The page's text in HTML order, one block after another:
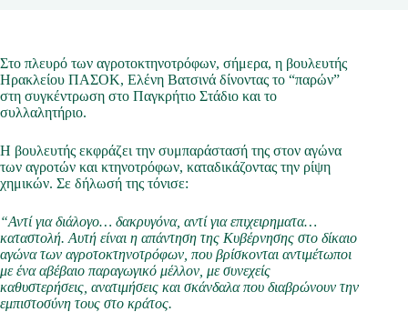
Στο πλευρό των αγροτοκτηνοτρόφων, σήμερα, η βουλευτής
Ηρακλείου ΠΑΣΟΚ, Ελένη Βατσινά δίνοντας το “παρών”
στη συγκέντρωση στο Παγκρήτιο Στάδιο και το
συλλαλητήριο.
Η βουλευτής εκφράζει την συμπαράστασή της στον αγώνα
των αγροτών και κτηνοτρόφων, καταδικάζοντας την ρίψη
χημικών. Σε δήλωσή της τόνισε:
“Αντί για διάλογο… δακρυγόνα, αντί για επιχειρηματα…
καταστολή. Αυτή είναι η απάντηση της Κυβέρνησης στο δίκαιο
αγώνα των αγροτοκτηνοτρόφων, που βρίσκονται αντιμέτωποι
με ένα αβέβαιο παραγωγικό μέλλον, με συνεχείς
καθυστερήσεις, ανατιμήσεις και σκάνδαλα που διαβρώνουν την
εμπιστοσύνη τους στο κράτος.